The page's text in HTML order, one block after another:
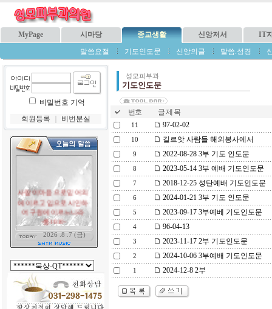
MyPage 시마당 종교생활 신앙저서
IT
말씀요절
기도인도문 신앙의글 말씀.성경
비밀번호 기억
회원등록
비번분실
성모피부과
기도인도문
번호 글 제 목
11 97-02-02
10 길르앗 사람들 해외봉사에서
9 2022-08-28 3부 기도 인도문
8 2023-05-14 3부 예배 기도인도문
7 2018-12-25 성탄예배 기도인도문
6 2024-01-21 3부 기도 인도문
5 2023-09-17 3부예베 기도인도문
4 96-04-13
3 2023-11-17 2부 기도인도문
2 2024-10-06 3부예배 기도인도문
1 2024-12-8 2부